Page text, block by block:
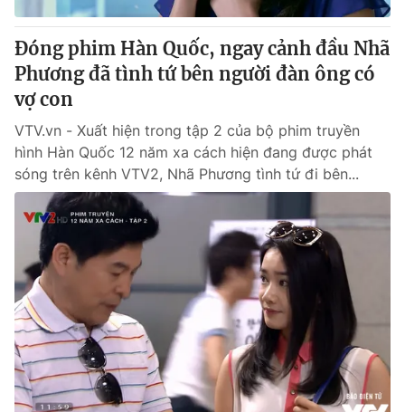
Đóng phim Hàn Quốc, ngay cảnh đầu Nhã
Phương đã tình tứ bên người đàn ông có
vợ con
VTV.vn - Xuất hiện trong tập 2 của bộ phim truyền
hình Hàn Quốc 12 năm xa cách hiện đang được phát
sóng trên kênh VTV2, Nhã Phương tình tứ đi bên...